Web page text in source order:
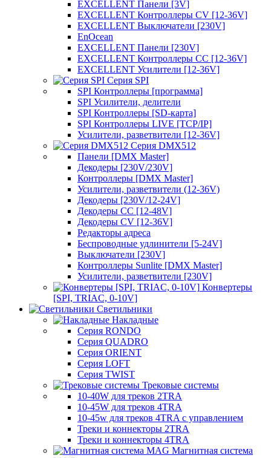
EXCELLENT Панели [3V]
EXCELLENT Контроллеры CV [12-36V]
EXCELLENT Выключатели [230V]
EnOcean
EXCELLENT Панели [230V]
EXCELLENT Контроллеры CC [12-36V]
EXCELLENT Усилители [12-36V]
Серия SPI
SPI Контроллеры [программа]
SPI Усилители, делители
SPI Контроллеры [SD-карта]
SPI Контроллеры LIVE [TCP/IP]
Усилители, разветвители [12-36V]
Серия DMX512
Панели [DMX Master]
Декодеры [230V/230V]
Контроллеры [DMX Master]
Усилители, разветвители (12-36V)
Декодеры [230V/12-24V]
Декодеры CC [12-48V]
Декодеры CV [12-36V]
Редакторы адреса
Беспроводные удлинители [5-24V]
Выключатели [230V]
Контроллеры Sunlite [DMX Master]
Усилители, разветвители [230V]
Конвертеры
[SPI, TRIAC, 0-10V]
Светильники
Накладные
Серия RONDO
Серия QUADRO
Серия ORIENT
Серия LOFT
Серия TWIST
Трековые системы
10-40W для треков 2TRA
10-45W для треков 4TRA
10-45w для треков 4TRA с управлением
Треки и коннекторы 2TRA
Треки и коннекторы 4TRA
Магнитная система